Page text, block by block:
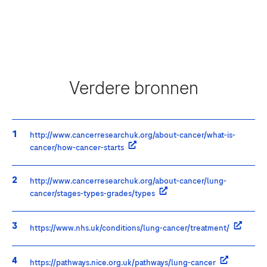
Verdere bronnen
http://www.cancerresearchuk.org/about-cancer/what-is-
cancer/how-cancer-starts
http://www.cancerresearchuk.org/about-cancer/lung-
cancer/stages-types-grades/types
https://www.nhs.uk/conditions/lung-cancer/treatment/
https://pathways.nice.org.uk/pathways/lung-cancer
Hoe wilt u dat we contact met u opnemen?
By clicking “Accept and Send”, you confirm that you have read and agree to
Roche’s legal and privacy conditions.
Accepteren en verzenden
Accepteren en verzenden
Accepteren en verzenden